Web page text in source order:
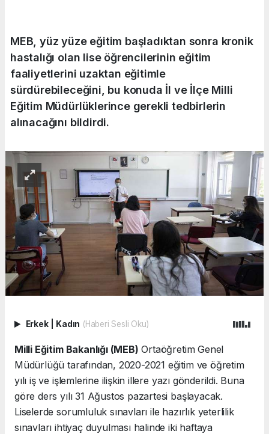
MEB, yüz yüze eğitim başladıktan sonra kronik
hastalığı olan lise öğrencilerinin eğitim
faaliyetlerini uzaktan eğitimle
sürdürebileceğini, bu konuda İl ve İlçe Milli
Eğitim Müdürlüklerince gerekli tedbirlerin
alınacağını bildirdi.
Erkek Kadın (Haberi Sesli Oku)
Milli Eğitim Bakanlığı (MEB) Ortaöğretim Genel
Müdürlüğü tarafından, 2020-2021 eğitim ve öğretim
yılı iş ve işlemlerine ilişkin illere yazı gönderildi. Buna
göre ders yılı 31 Ağustos pazartesi başlayacak.
Liselerde sorumluluk sınavları ile hazırlık yeterlilik
sınavları ihtiyaç duyulması halinde iki haftaya